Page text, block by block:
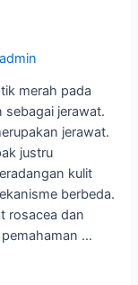
admin
merah pada
sebagai jerawat.
jerawat.
justru
kulit
berbeda.
rosacea dan
…